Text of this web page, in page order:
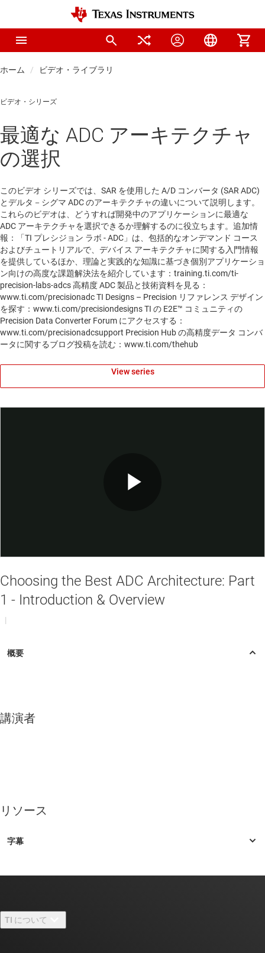
ホーム ビデオ・ライブラリ
ビデオ・シリーズ
最適な ADC アーキテクチャ
の選択
このビデオ シリーズでは、SAR を使用した A/D コンバータ (SAR ADC)
とデルタ－シグマ ADC のアーキテクチャの違いについて説明します。
これらのビデオは、どうすれば開発中のアプリケーションに最適な
ADC アーキテクチャを選択できるか理解するのに役立ちます。追加情
報：「TI プレシジョン ラボ - ADC」は、包括的なオンデマンド コース
およびチュートリアルで、デバイス アーキテクチャに関する入門情報
を提供しているほか、理論と実践的な知識に基づき個別アプリケーショ
ン向けの高度な課題解決法を紹介しています：training.ti.com/ti-
precision-labs-adcs 高精度 ADC 製品と技術資料を見る：
www.ti.com/precisionadc TI Designs – Precision リファレンス デザイン
を探す：www.ti.com/precisiondesigns TI の E2E™ コミュニティの
Precision Data Converter Forum にアクセスする：
www.ti.com/precisionadcsupport Precision Hub の高精度データ コンバ
ータに関するブログ投稿を読む：www.ti.com/thehub
Video
Choosing the Best ADC Architecture: Part
1 - Introduction & Overview
|
講演者
リソース
View series
TI について